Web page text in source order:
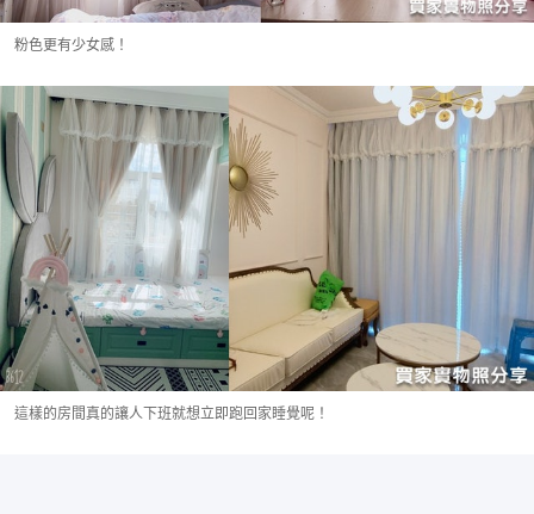
粉色更有少女感！
這樣的房間真的讓人下班就想立即跑回家睡覺呢！